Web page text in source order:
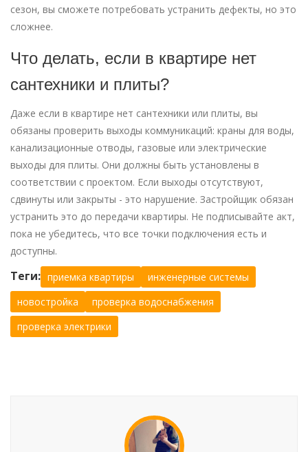
сезон, вы сможете потребовать устранить дефекты, но это
сложнее.
Что делать, если в квартире нет
сантехники и плиты?
Даже если в квартире нет сантехники или плиты, вы
обязаны проверить выходы коммуникаций: краны для воды,
канализационные отводы, газовые или электрические
выходы для плиты. Они должны быть установлены в
соответствии с проектом. Если выходы отсутствуют,
сдвинуты или закрыты - это нарушение. Застройщик обязан
устранить это до передачи квартиры. Не подписывайте акт,
пока не убедитесь, что все точки подключения есть и
доступны.
Теги: приемка квартиры
инженерные системы
новостройка
проверка водоснабжения
проверка электрики